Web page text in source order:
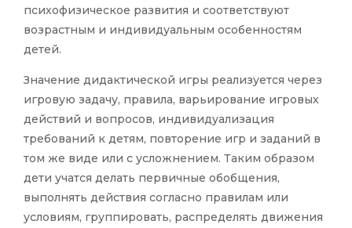
психофизическое развития и соответствуют
возрастным и индивидуальным особенностям
детей.
Значение дидактической игры реализуется через
игровую задачу, правила, варьирование игровых
действий и вопросов, индивидуализация
требований к детям, повторение игр и заданий в
том же виде или с усложнением. Таким образом
дети учатся делать первичные обобщения,
выполнять действия согласно правилам или
условиям, группировать, распределять движения